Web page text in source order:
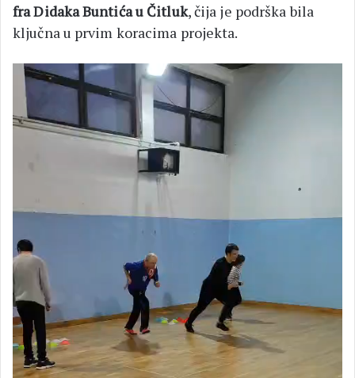
fra Didaka Buntića u Čitluk, čija je podrška bila
ključna u prvim koracima projekta.